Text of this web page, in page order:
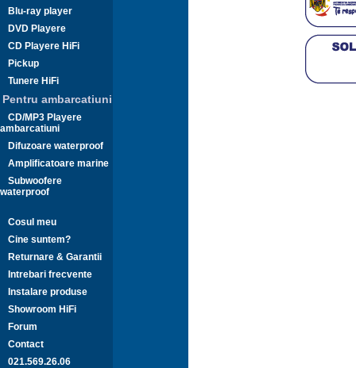
Blu-ray player
DVD Playere
CD Playere HiFi
Pickup
Tunere HiFi
Pentru ambarcatiuni
CD/MP3 Playere
ambarcatiuni
Difuzoare waterproof
Amplificatoare marine
Subwoofere
waterproof
Cosul meu
Cine suntem?
Returnare & Garantii
Intrebari frecvente
Instalare produse
Showroom HiFi
Forum
Contact
021.569.26.06